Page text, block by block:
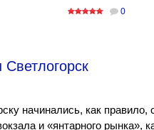
0
начинались, как правило,
и «янтарного рынка»,